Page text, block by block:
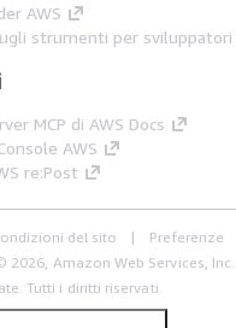
AWS
strumenti per sviluppatori
MCP di AWS Docs
AWS
re:Post
del sito
Preferenze
2026, Amazon Web Services,
Tutti i diritti riservati.